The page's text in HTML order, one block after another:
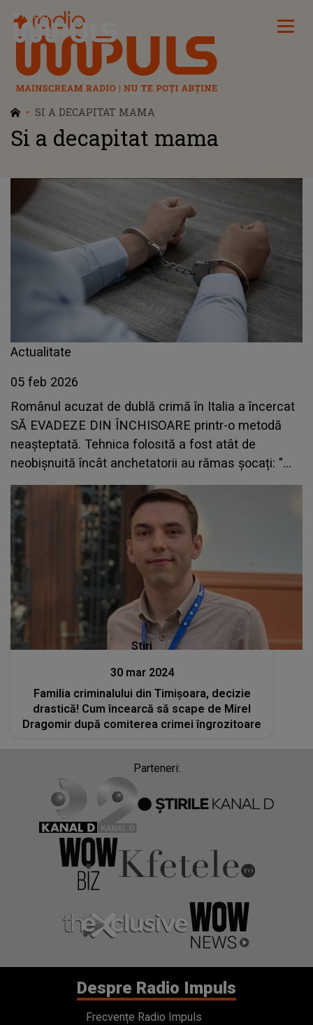
Radio Impuls
SI A DECAPITAT MAMA
Si a decapitat mama
Actualitate
05 feb 2026
Românul acuzat de dublă crimă în Italia a încercat
SĂ EVADEZE DIN ÎNCHISOARE printr-o metodă
neașteptată. Tehnica folosită a fost atât de
neobișnuită încât anchetatorii au rămas șocați: "
Ne întrebăm, de fapt, cum un prizonier care..."
Stiri
30 mar 2024
Familia criminalului din Timișoara, decizie
drastică! Cum încearcă să scape de Mirel
Dragomir după comiterea crimei îngrozitoare
Parteneri:
Despre Radio Impuls
Frecvențe Radio Impuls